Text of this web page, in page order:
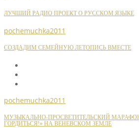
ЛУЧШИЙ РАДИО ПРОЕКТ О РУССКОМ ЯЗЫКЕ
pochemuchka2011
СОЗДАДИМ СЕМЕЙНУЮ ЛЕТОПИСЬ ВМЕСТЕ
pochemuchka2011
МУЗЫКАЛЬНО-ПРОСВЕТИТЕЛЬСКИЙ
ГОРДИТЬСЯ!» НА ВЕНЕВСКОМ ЗЕМЛЕ